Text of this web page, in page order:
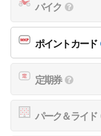
バイク
ポイントカード
定期券
パーク＆ライド